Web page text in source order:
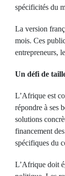
spécificités du
La version
mois. Ces
entrepreneurs,
Un défi de
L’Afrique est
répondre à ses
solutions
financement
spécifiques du
L’Afrique doit